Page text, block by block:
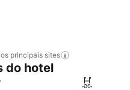
principais sites
do hotel